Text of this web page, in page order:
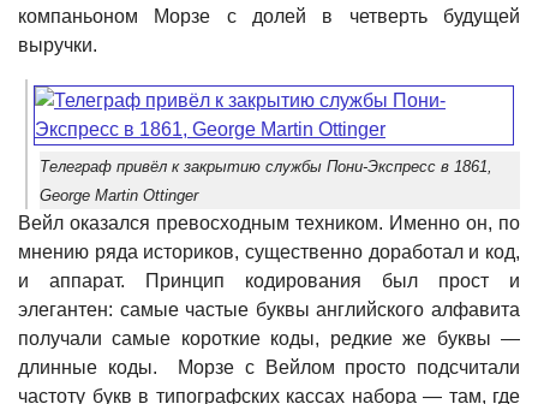
компаньоном Морзе с долей в четверть будущей
выручки.
Телеграф привёл к закрытию службы Пони-Экспресс в 1861,
George Martin Ottinger
Вейл оказался превосходным техником. Именно он, по
мнению ряда историков, существенно доработал и код,
и аппарат. Принцип кодирования был прост и
элегантен: самые частые буквы английского алфавита
получали самые короткие коды, редкие же буквы —
длинные коды. Морзе с Вейлом просто подсчитали
частоту букв в типографских кассах набора — там, где